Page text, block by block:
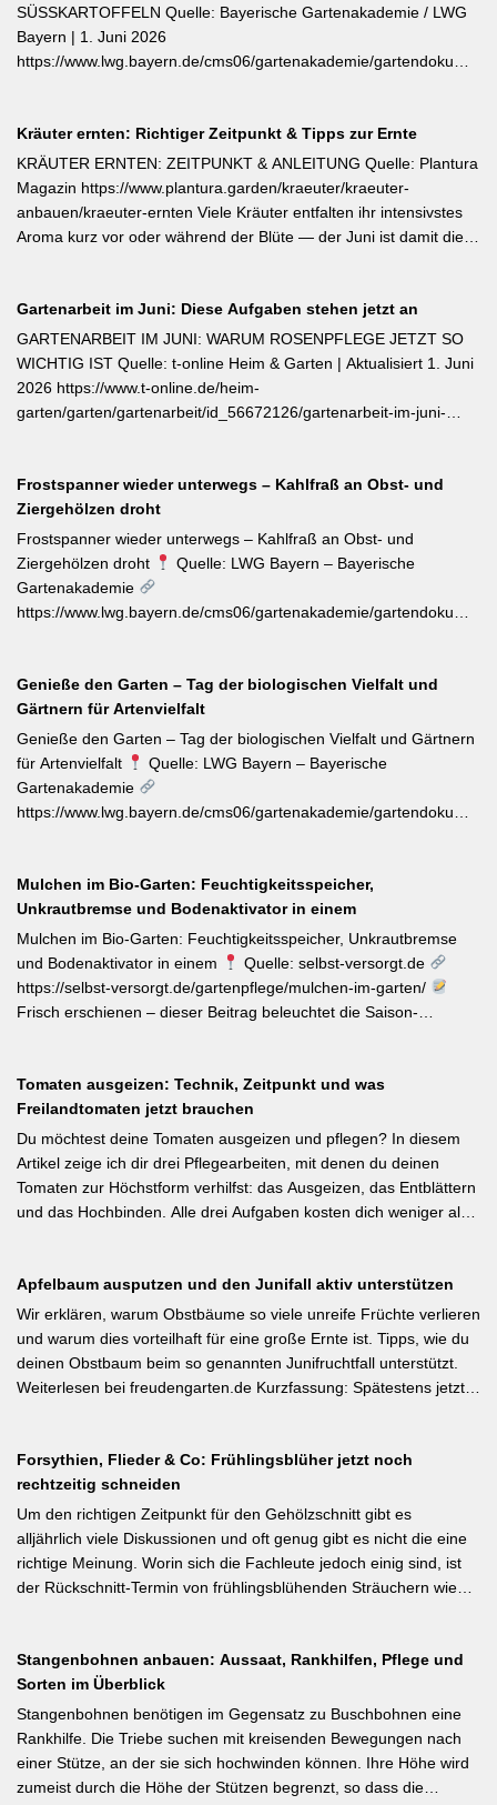
darunter sofort abschneiden – das regt neue Knospen an und
verlängert die Blütezeit erheblich. [Thema-Tag: #Rosenpflege
#Pflanzenpflege #Gehölze]
SÜSSKARTOFFELN Quelle: Bayerische Gartenakademie / LWG
Bayern | 1. Juni 2026
https://www.lwg.bayern.de/cms06/gartenakademie/
ins Freiland. Edamame (Garten-Soja) kann direkt gesät oder
vorgezogen werden; Staffelsaaten sind bis Anfang Juli möglich,
die Ernte beginnt ab August. Süßkartoffeln sind ausschließlich als
Jungpflanzen erhältlich und benötigen Wärme, Sonne und einen
tiefen, durchlässigen Boden. Frisch geerntete Knollen müssen
Kräuter ernten: Richtiger Zeitpunkt & Tipps zur Ernte
KRÄUTER ERNTEN: ZEITPUNKT & ANLEITUNG Quelle: Plantura
Magazin https://www.plantura.garden/kraeuter/kraeuter-
anbauen/kraeuter-ernten Viele Kräuter entfalten ihr intensivstes
Aroma kurz vor oder während der Blüte — der Juni ist damit die
Abtrocknen des Taus, bevor die Mittagshitze ätherische Öle
verflüchtigt. Beim Schnitt empfehlen sich ganze Triebspitzen statt
einzelner Blätter — das fördert buschigen Neuaustrieb und
ermöglicht weitere Ernten im Sommer. Für die Trocknung werden
Büschel kopfüber an einem schattigen, luftigen Ort aufgehängt
Gartenarbeit im Juni: Diese Aufgaben stehen jetzt an
GARTENARBEIT IM JUNI: WARUM ROSENPFLEGE JETZT SO
WICHTIG IST Quelle: t-online Heim & Garten | Aktualisiert 1. Juni
2026 https://www.t-online.de/heim-
garten/garten/gartenarbeit/id_56672126/gartenarbeit-im-juni-
dem Boden — konsequent entfernt werden, da sie die veredelte
Sorte verdrängen. Kletterrosen wie ‚Sympathie‘ müssen neues
Riebtentrieb durch Anbinden in die gewünschte Richtung geleitet
werden. Ab Ende Juni ist die Hochblüte zudem die beste Zeit für
Veredelungen: robuste Sorten lassen sich jetzt mit jungen
Unterlagen zusammenbringen. Eine schnell wirkende
Spätsommer.
Frostspanner wieder unterwegs – Kahlfraß an Obst- und
Ziergehölzen droht
Frostspanner wieder unterwegs – Kahlfraß an Obst- und
Ziergehölzen droht
Quelle: LWG Bayern – Bayerische
Gartenakademie
https://www.lwg.bayern.de/cms06/gartenakademie/
Apfelbäumen, Rosen, Ahorn und Hartriegel. Die charakteristisch
„katzenbuckelnd“ krabbelenden Larven des Kleinen und Großen
Frostspanners können bei Massenbefall kahlen Fraß
verursachen. Gegenmaßnahmen: Leimringe ab Herbst, gezielter
Meisen-Förderung und – falls nötig – biologische
Pflanzenschutzmittel. [Thema-Tag: #Schädlingsbekämpfung
Genieße den Garten – Tag der biologischen Vielfalt und
Gärtnern für Artenvielfalt
Genieße den Garten – Tag der biologischen Vielfalt und Gärtnern
für Artenvielfalt
Quelle: LWG Bayern – Bayerische
Gartenakademie
https://www.lwg.bayern.de/cms06/gartenakademie/
Gartenbewirtschaftung – unabhängig von der Gartengröße –
einen messbaren Beitrag zur regionalen Artenvielfalt leistet.
Nützlingsförderung, strukturreiche Beete und der Verzicht auf
Pestizide sind die entscheidenden Stellschrauben. Ein
motivierender Impuls für jeden GBV-Garten. [Thema-Tag:
#Biodiversität #Gartengestaltung #Naturnahergarten]
Mulchen im Bio-Garten: Feuchtigkeitsspeicher,
Unkrautbremse und Bodenaktivator in einem
Mulchen im Bio-Garten: Feuchtigkeitsspeicher, Unkrautbremse
und Bodenaktivator in einem
Quelle: selbst-versorgt.de
https://selbst-versorgt.de/gartenpflege/mulchen-im-garten/
Frisch erschienen – dieser Beitrag beleuchtet die Saison-
Austrocknung. Die ideale Schichtdicke liegt bei 5–10 cm, immer
mit Abstand zum Pflanzenstamm, um Fäulnis zu vermeiden.
Besonders wertvoll: Häufige Fehler wie zu dicke Schichten oder
die Verwendung von frischem Rasenschnitt als alleiniges Material
werden klar benannt. [Thema-Tag: #Bodenpflege #Mulchen
#BiologischerGartenbau]
Tomaten ausgeizen: Technik, Zeitpunkt und was
Freilandtomaten jetzt brauchen
Du möchtest deine Tomaten ausgeizen und pflegen? In diesem
Artikel zeige ich dir drei Pflegearbeiten, mit denen du deinen
Tomaten zur Höchstform verhilfst: das Ausgeizen, das Entblättern
und das Hochbinden. Alle drei Aufgaben kosten dich weniger als
Tomatenkrankheit Braunfäule vorbeugst. Weiterlesen bei
Wurzelwerk – Gartenwissen von Profis Kurzfassung: Ein bildreich
illustrierter Praxis-Leitfaden: Das Ausgeizen beginnt direkt nach
dem Auspflanzen und sollte wöchentlich wiederholt werden.
Geiztriebe morgens entfernen, damit Wunden rasch abtrocknen.
interessant: Der Artikel diskutiert, wann bei Freilandtomaten das
Ausgeizen kontraproduktiv ist – etwa bei buschigen Sorten, die
von Seitentrieben profitieren.
Apfelbaum ausputzen und den Junifall aktiv unterstützen
Wir erklären, warum Obstbäume so viele unreife Früchte verlieren
und warum dies vorteilhaft für eine große Ernte ist. Tipps, wie du
deinen Obstbaum beim so genannten Junifruchtfall unterstützt.
Weiterlesen bei freudengarten.de Kurzfassung: Spätestens jetzt –
% der Blüten werden zu Früchten, ein rechtzeitiges Eingreifen vor
dem Junifall beugt der Alternanz (Abwechslung von
Ertragsjahren) vor. Für Äpfel und Birnen gilt: max. zwei kräftige
Früchte pro Fruchtbüschel, Abstand mindestens eine Handbreit.
Früchte in Schattenzonen vollständig entfernen.
Forsythien, Flieder & Co: Frühlingsblüher jetzt noch
rechtzeitig schneiden
Um den richtigen Zeitpunkt für den Gehölzschnitt gibt es
alljährlich viele Diskussionen und oft genug gibt es nicht die eine
richtige Meinung. Worin sich die Fachleute jedoch einig sind, ist
der Rückschnitt-Termin von frühlingsblühenden Sträuchern wie
Flieder und Zierkirsche bilden ihre Blütenknospen für das nächste
Jahr im Sommer. Der Schnitt direkt nach der Blüte (bei Flieder:
sofort nach dem Verblühen!) ist die letzte Chance – wer jetzt noch
nicht geschnitten hat, sollte spätestens in den nächsten zwei
Wochen ran. Das Grundprinzip: Überflüssige alte Triebe
bodennah entfernen, damit das neue Holz ausreifen kann.
Stangenbohnen anbauen: Aussaat, Rankhilfen, Pflege und
Sorten im Überblick
Stangenbohnen benötigen im Gegensatz zu Buschbohnen eine
Rankhilfe. Die Triebe suchen mit kreisenden Bewegungen nach
einer Stütze, an der sie sich hochwinden können. Ihre Höhe wird
zumeist durch die Höhe der Stützen begrenzt, so dass die